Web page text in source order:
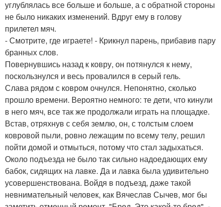
углублялась все больше и больше, а с обратной стороны
не было никаких изменений. Вдруг ему в голову
прилетел мяч.
- Смотрите, где играете! - Крикнул парень, прибавив пару
бранных слов.
Повернувшись назад к ковру, он потянулся к нему,
поскользнулся и весь провалился в серый гель.
Слава рядом с ковром очнулся. Непонятно, сколько
прошло времени. Вероятно немного: те дети, что кинули
в него мяч, все так же продолжали играть на площадке.
Встав, отряхнув с себя землю, он, с толстым слоем
ковровой пыли, ровно лежащим по всему телу, решил
пойти домой и отмыться, потому что стал задыхаться.
Около подъезда не было так сильно надоедающих ему
бабок, сидящих на лавке. Да и лавка была удивительно
усовершенствована. Войдя в подъезд, даже такой
невнимательный человек, как Вячеслав Сычев, мог бы